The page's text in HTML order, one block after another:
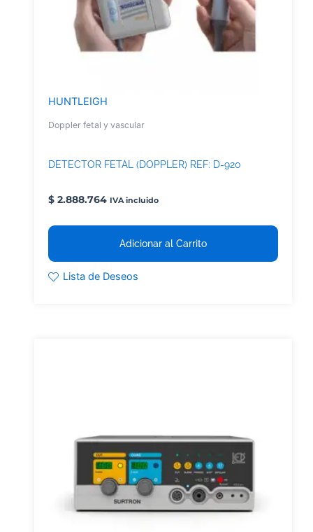
HUNTLEIGH
Doppler fetal y vascular
DETECTOR FETAL (DOPPLER) REF: D-920
$ 2.888.764 IVA incluido
Adicionar al Carrito
Lista de Deseos